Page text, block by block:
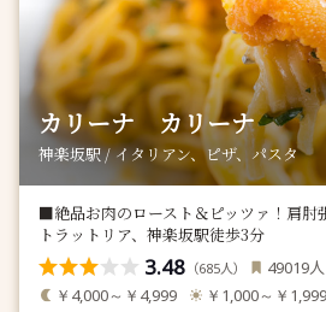
カリーナ カリーナ
神楽坂駅 / イタリアン、ピザ、パスタ
■絶品お肉のロースト＆ピッツァ！肩肘
トラットリア、神楽坂駅徒歩3分
3.48 （685人） 49019人
￥4,000～￥4,999 ￥1,000～￥1,999